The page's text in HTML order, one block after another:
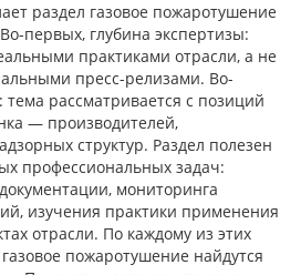
раздел газовое пожаротушение
первых, глубина экспертизы:
практиками отрасли, а не
пресс-релизами. Во-
рассматривается с позиций
— производителей,
структур. Раздел полезен
профессиональных задач:
мониторинга
изучения практики применения
отрасли. По каждому из этих
пожаротушение найдутся